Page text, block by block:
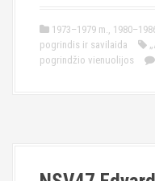
1973–1979 m.,
pogrindis ir savilaida
pogrindžio vienuolijos